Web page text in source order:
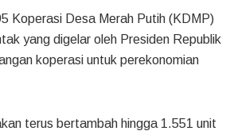
Koperasi Desa Merah Putih (KDMP)
yang digelar oleh Presiden Republik
koperasi untuk perekonomian
terus bertambah hingga 1.551 unit